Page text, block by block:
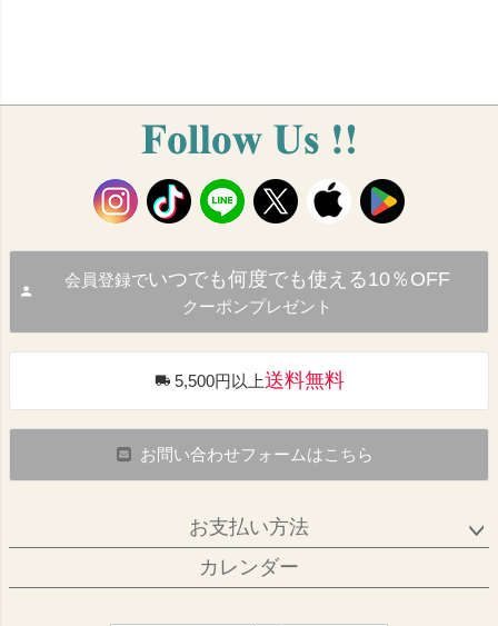
会員登録でいつでも何度でも使える10％OFF
クーポンプレゼント
5,500円以上送料無料
お問い合わせフォームはこちら
お支払い方法
カレンダー